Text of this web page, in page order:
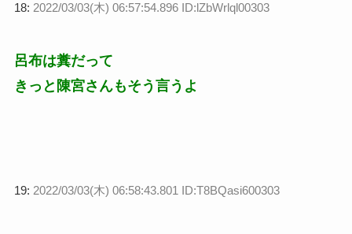
18: 2022/03/03(木) 06:57:54.896 ID:lZbWrlql00303
呂布は糞だって
きっと陳宮さんもそう言うよ
19: 2022/03/03(木) 06:58:43.801 ID:T8BQasi600303